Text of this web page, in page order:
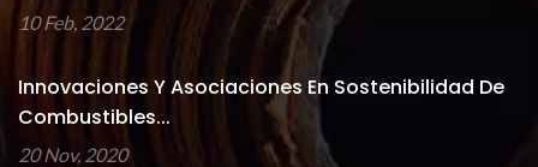
10 Feb, 2022
Innovaciones Y Asociaciones En Sostenibilidad De
Combustibles...
20 Nov, 2020